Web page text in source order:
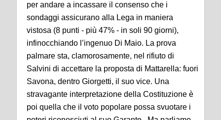
per andare a incassare il consenso che i
sondaggi assicurano alla Lega in maniera
vistosa (8 punti - più 47% - in soli 90 giorni),
infinocchiando l’ingenuo Di Maio. La prova
palmare sta, clamorosamente, nel rifiuto di
Salvini di accettare la proposta di Mattarella: fuori
Savona, dentro Giorgetti, il suo vice. Una
stravagante interpretazione della Costituzione è
poi quella che il voto popolare possa svuotare i